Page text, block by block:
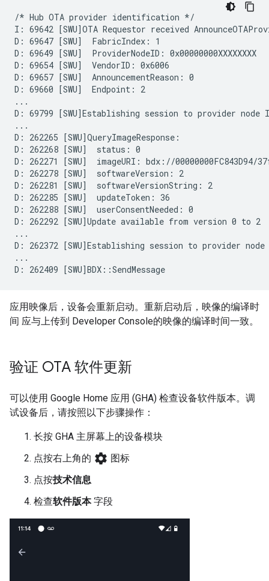
/* Hub OTA provider identification */
I: 69642 [SWU]OTA Requestor received
D: 69647 [SWU]  FabricIndex: 1
D: 69649 [SWU]  ProviderNodeID: 0x00000000XXXXXXXX
D: 69654 [SWU]  VendorID: 0x6006
D: 69657 [SWU]  AnnouncementReason: 0
D: 69660 [SWU]  Endpoint: 2
...
D: 69799 [SWU]Establishing session to provider node
...
D: 262265 [SWU]QueryImageResponse:
D: 262268 [SWU]  status: 0
D: 262271 [SWU]  imageURI: bdx://00000000FC843D94/
D: 262278 [SWU]  softwareVersion: 2
D: 262281 [SWU]  softwareVersionString: 2
D: 262285 [SWU]  updateToken: 36
D: 262288 [SWU]  userConsentNeeded: 0
D: 262292 [SWU]Update available from version 0 to 2
...
D: 262372 [SWU]Establishing session to provider node
...
应用映像后，设备会重新启动。重新启动后，映像的编译时
间 应与上传到 Developer Console的映像的编译时间一致。
验证 OTA 软件更新
可以使用 Google Home 应用 (GHA) 检查设备软件版本。调
试设备后，请按照以下步骤操作：
长按 GHA 主屏幕上的设备模块
点按右上角的 settings 图标
点按技术信息
检查软件版本字段